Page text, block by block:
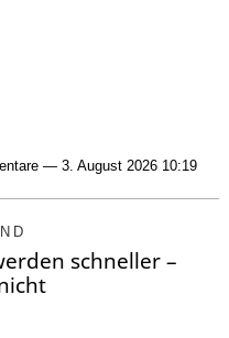
— 3. August 2026 10:19
schneller –